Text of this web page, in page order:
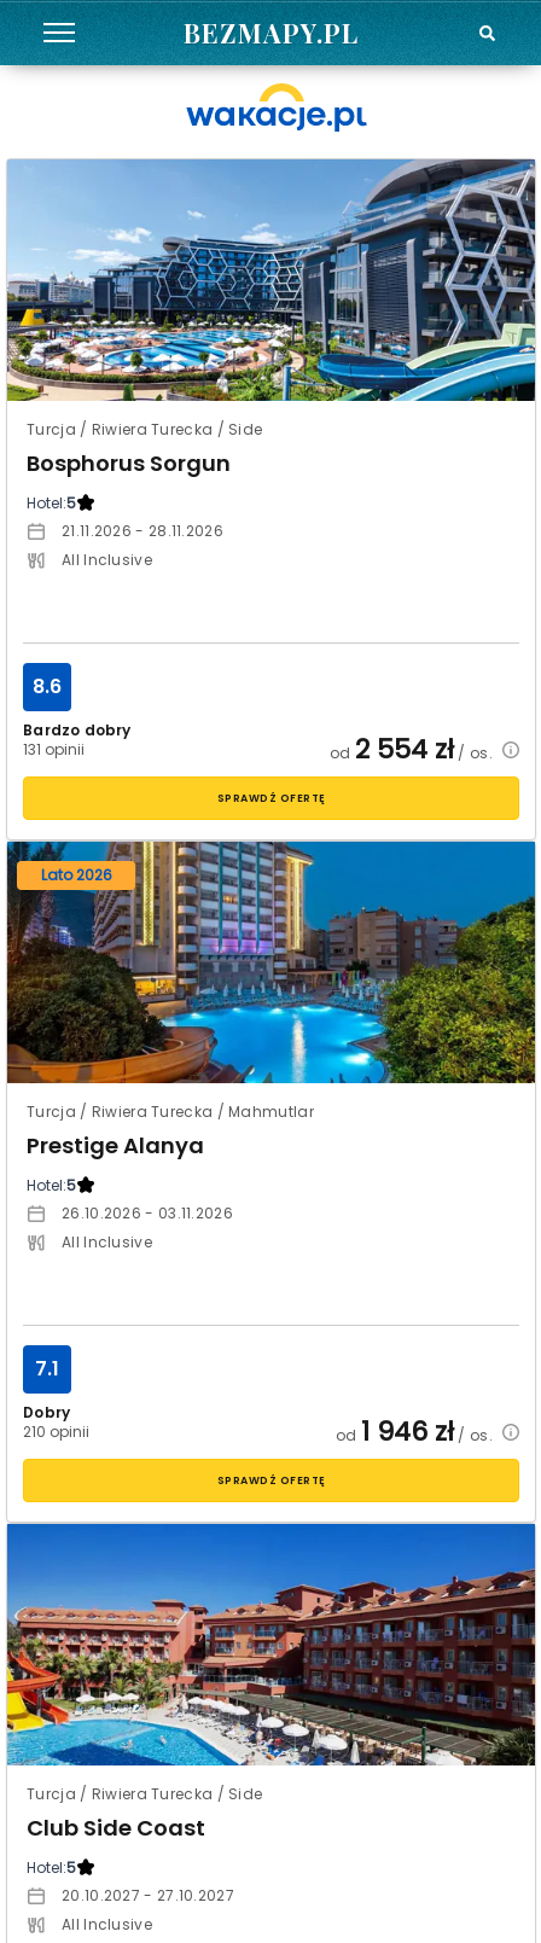
BEZMAPY.PL
Turcja / Riwiera Turecka / Side
Bosphorus Sorgun
Hotel:5
21.11.2026 - 28.11.2026
All Inclusive
Bardzo dobry
131 opinii
8.6
od 2 554 zł/ os.
SPRAWDŹ OFERTĘ
Lato 2026
Turcja / Riwiera Turecka / Mahmutlar
Prestige Alanya
Hotel:5
26.10.2026 - 03.11.2026
All Inclusive
Dobry
210 opinii
7.1
od 1 946 zł/ os.
SPRAWDŹ OFERTĘ
Turcja / Riwiera Turecka / Side
Club Side Coast
Hotel:5
20.10.2027 - 27.10.2027
All Inclusive